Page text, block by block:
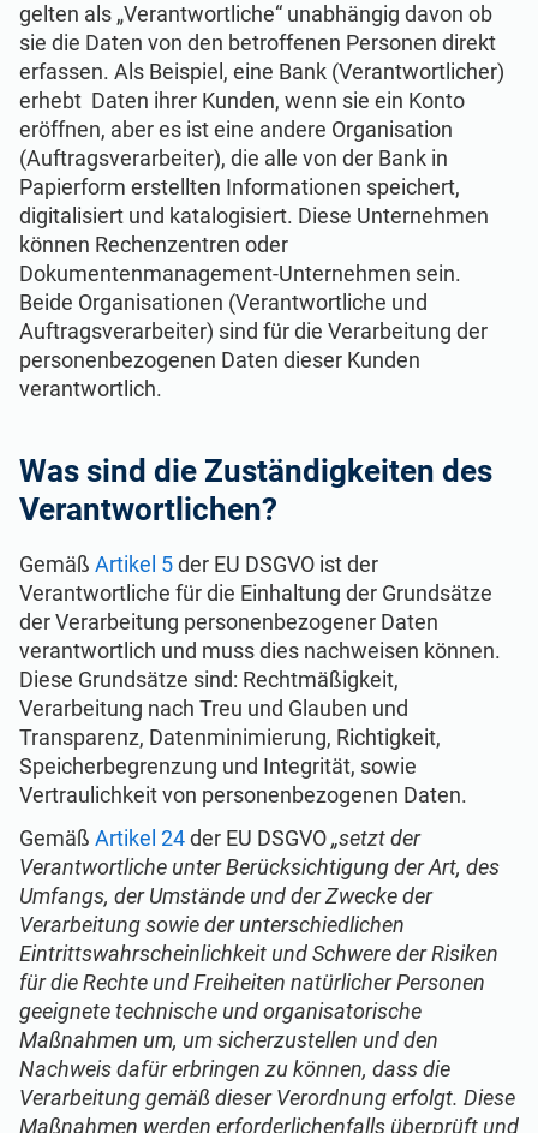
gelten als „Verantwortliche“ unabhängig davon ob
sie die Daten von den betroffenen Personen direkt
erfassen. Als Beispiel, eine Bank (Verantwortlicher)
erhebt Daten ihrer Kunden, wenn sie ein Konto
eröffnen, aber es ist eine andere Organisation
(Auftragsverarbeiter), die alle von der Bank in
Papierform erstellten Informationen speichert,
digitalisiert und katalogisiert. Diese Unternehmen
können Rechenzentren oder
Dokumentenmanagement-Unternehmen sein.
Beide Organisationen (Verantwortliche und
Auftragsverarbeiter) sind für die Verarbeitung der
personenbezogenen Daten dieser Kunden
verantwortlich.
Was sind die Zuständigkeiten des
Verantwortlichen?
Gemäß Artikel 5der EU DSGVO ist der
Verantwortliche für die Einhaltung der Grundsätze
der Verarbeitung personenbezogener Daten
verantwortlich und muss dies nachweisen können.
Diese Grundsätze sind: Rechtmäßigkeit,
Verarbeitung nach Treu und Glauben und
Transparenz, Datenminimierung, Richtigkeit,
Speicherbegrenzung und Integrität, sowie
Vertraulichkeit von personenbezogenen Daten.
Gemäß Artikel 24der EU DSGVO„setzt der
Verantwortliche unter Berücksichtigung der Art, des
Umfangs, der Umstände und der Zwecke der
Verarbeitung sowie der unterschiedlichen
Eintrittswahrscheinlichkeit und Schwere der Risiken
für die Rechte und Freiheiten natürlicher Personen
geeignete technische und organisatorische
Maßnahmen um, um sicherzustellen und den
Nachweis dafür erbringen zu können, dass die
Verarbeitung gemäß dieser Verordnung erfolgt. Diese
Maßnahmen werden erforderlichenfalls überprüft und